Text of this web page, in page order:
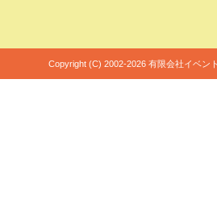
Copyright (C) 2002-2026 有限会社イベン